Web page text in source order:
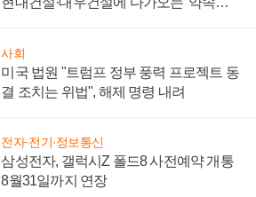
사회
미국 법원 "트럼프 정부 풍력 프로젝트 동
결 조치는 위법", 해제 명령 내려
전자·전기·정보통신
삼성전자, 갤럭시Z 폴드8 사전예약 개통
8월31일까지 연장